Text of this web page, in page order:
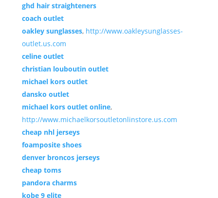
ghd hair straighteners
coach outlet
oakley sunglasses, http://www.oakleysunglasses-
outlet.us.com
celine outlet
christian louboutin outlet
michael kors outlet
dansko outlet
michael kors outlet online,
http://www.michaelkorsoutletonlinstore.us.com
cheap nhl jerseys
foamposite shoes
denver broncos jerseys
cheap toms
pandora charms
kobe 9 elite